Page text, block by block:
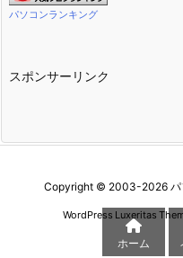
パソコンランキング
スポンサーリンク
Copyright © 2003-2026
WordPress Luxeritas
ホーム